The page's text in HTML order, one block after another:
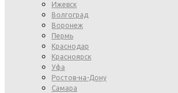
Ижевск
Волгоград
Воронеж
Пермь
Краснодар
Красноярск
Уфа
Ростов-на-Дону
Самара